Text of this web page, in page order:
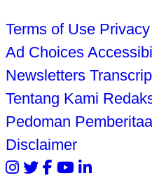
Terms of Use
Ad Choices
Newsletters
Tentang Kami
Pedoman
Disclaimer